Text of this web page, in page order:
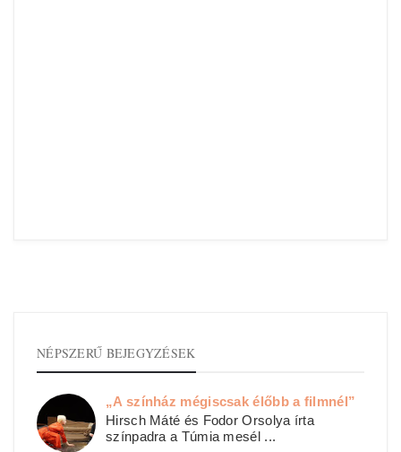
NÉPSZERŰ BEJEGYZÉSEK
„A színház mégiscsak élőbb a filmnél”
Hirsch Máté és Fodor Orsolya írta
színpadra a Túmia mesél ...